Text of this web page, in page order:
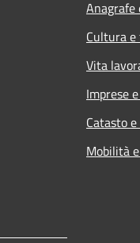
Cultura
Vita
Imprese
Catasto
Mobilità